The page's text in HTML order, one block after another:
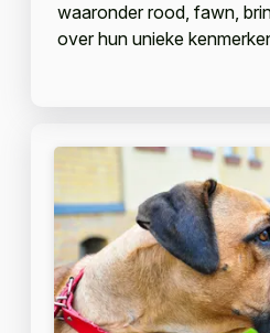
waaronder rood, fawn,
over hun unieke